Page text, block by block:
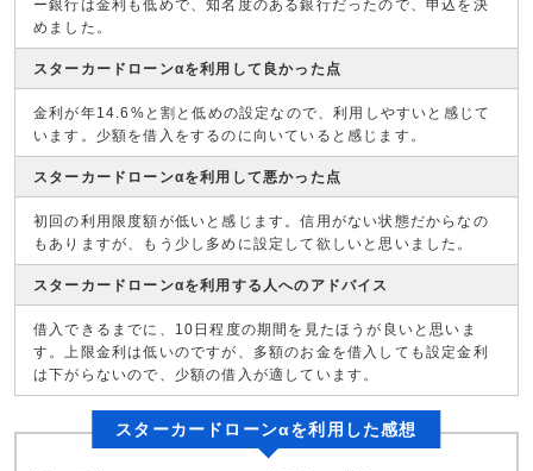
ー銀行は金利も低めで、知名度のある銀行だったので、申込を決
めました。
スターカードローンαを利用して良かった点
金利が年14.6%と割と低めの設定なので、利用しやすいと感じて
います。少額を借入をするのに向いていると感じます。
スターカードローンαを利用して悪かった点
初回の利用限度額が低いと感じます。信用がない状態だからなの
もありますが、もう少し多めに設定して欲しいと思いました。
スターカードローンαを利用する人へのアドバイス
借入できるまでに、10日程度の期間を見たほうが良いと思いま
す。上限金利は低いのですが、多額のお金を借入しても設定金利
は下がらないので、少額の借入が適しています。
スターカードローンαを利用した感想